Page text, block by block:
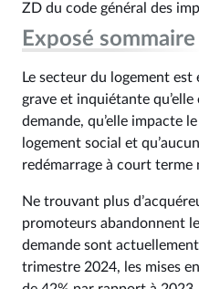
ZD du code général des
Exposé sommaire
Le secteur du logement est
grave et inquiétante
demande, qu’elle impacte
logement social et
redémarrage à court terme
Ne trouvant plus
promoteurs abandonnent
demande sont
trimestre 2024, les mises